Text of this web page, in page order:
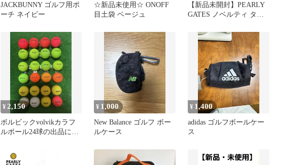
JACKBUNNY ゴルフ用ポ
ーチ ネイビー
☆新品未使用☆ ONOFF
目土袋 ベージュ
【新品未開封】PEARLY
GATES ノベルティ タオ
¥ 2,150
ボルビックvolvikカラフ
ルボール24球の出品にな
¥ 1,000
New Balance ゴルフ ボー
ルケース
¥ 1,400
adidas ゴルフボールケー
ス